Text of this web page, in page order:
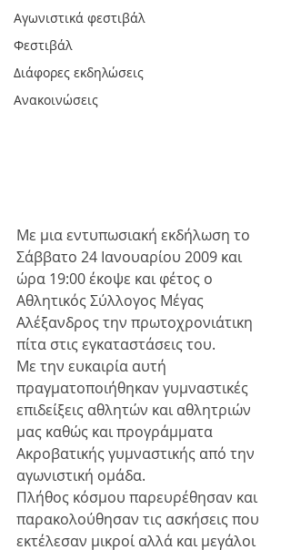
Αγωνιστικά φεστιβάλ
Φεστιβάλ
Διάφορες εκδηλώσεις
Ανακοινώσεις
Με μια εντυπωσιακή εκδήλωση το
Σάββατο 24 Ιανουαρίου 2009 και
ώρα 19:00 έκοψε και φέτος ο
Αθλητικός Σύλλογος Μέγας
Αλέξανδρος την πρωτοχρονιάτικη
πίτα στις εγκαταστάσεις του.
Με την ευκαιρία αυτή
πραγματοποιήθηκαν γυμναστικές
επιδείξεις αθλητών και αθλητριών
μας καθώς και προγράμματα
Ακροβατικής γυμναστικής από την
αγωνιστική ομάδα.
Πλήθος κόσμου παρευρέθησαν και
παρακολούθησαν τις ασκήσεις που
εκτέλεσαν μικροί αλλά και μεγάλοι